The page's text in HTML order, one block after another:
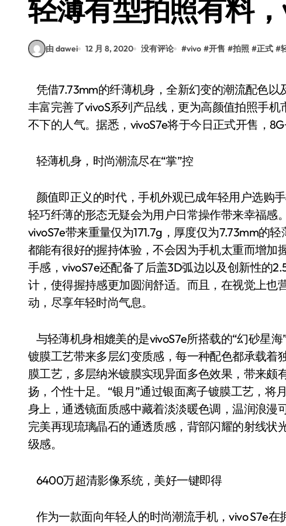
轻薄有型拍照有料
由 dawei 12 月 8, 2020 没有评论 #vivo #开售 #拍照 #正式 #
凭借7.73mm的纤薄机身，全新幻变的潮流配色以及6400万超清影像系统，vivoS7e的推出不仅
丰富完善了vivoS系列产品线，更为高颜值拍照手
不下的人气。据悉，vivoS7e将于今日正式开售，
轻薄机身，时尚潮流尽在“掌”控
颜值即正义的时代，手机外观已成年轻用户选购
轻巧纤薄的形态无疑会为用户日常操作带来幸福感
vivoS7e带来重量仅为171.7g，厚度仅为7.73mm的
都能有很好的握持体验，不会因为手机太重而增加
手感，vivoS7e还配备了后盖3D弧边以及创新性的
计，使得握持感更加圆润舒适。而且，在视觉上也
动，尽享年轻时尚气息。
与轻薄机身相媲美的是vivoS7e所搭载的“幻砂星
镀膜工艺带来多层幻变质感，每一种配色都承载着
膜工艺，多层纳米镀膜实现异面多色效果，带来颇
扬，个性十足。“银月”通过银面离子镀膜工艺，将
身上，通透镜面质感中藏着淡淡暖色调，温润浪漫
完美再现琉璃晶石的通透质感，背部闪耀的射线状
级感。
6400万超清影像系统，美好一键即得
作为一款面向年轻人的时尚潮流手机，vivo S7e